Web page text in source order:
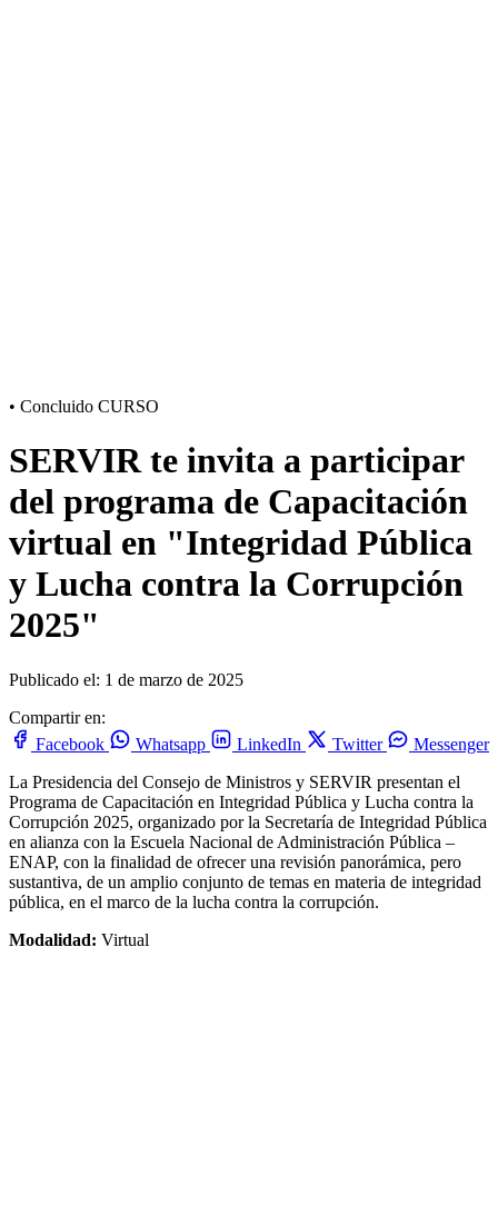
• Concluido CURSO
SERVIR te invita a participar
del programa de Capacitación
virtual en "Integridad Pública
y Lucha contra la Corrupción
2025"
Publicado el: 1 de marzo de 2025
Compartir en:
Facebook
Whatsapp LinkedIn Twitter
Messenger
La Presidencia del Consejo de Ministros y SERVIR presentan el
Programa de Capacitación en Integridad Pública y Lucha contra la
Corrupción 2025, organizado por la Secretaría de Integridad Pública
en alianza con la Escuela Nacional de Administración Pública –
ENAP, con la finalidad de ofrecer una revisión panorámica, pero
sustantiva, de un amplio conjunto de temas en materia de integridad
pública, en el marco de la lucha contra la corrupción.
Modalidad: Virtual